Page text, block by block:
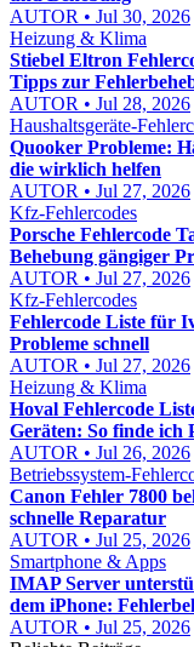
AUTOR • Jul 30, 2026
Heizung & Klima
Stiebel Eltron
Tipps zur
AUTOR • Jul 28, 2026
Haushaltsgeräte-
Quooker Probleme:
die wirklich helfen
AUTOR • Jul 27, 2026
Kfz-Fehlercodes
Porsche Fehlercode
Behebung gängiger
AUTOR • Jul 27, 2026
Kfz-Fehlercodes
Fehlercode Liste für
Probleme schnell
AUTOR • Jul 27, 2026
Heizung & Klima
Hoval Fehlercode
Geräten: So finde ich
AUTOR • Jul 26, 2026
Betriebssystem-
Canon Fehler 7800
schnelle Reparatur
AUTOR • Jul 25, 2026
Smartphone & Apps
IMAP Server
dem iPhone:
AUTOR • Jul 25, 2026